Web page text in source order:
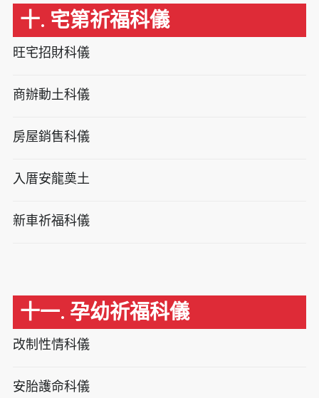
十. 宅第祈福科儀
旺宅招財科儀
商辦動土科儀
房屋銷售科儀
入厝安龍奠土
新車祈福科儀
十一. 孕幼祈福科儀
改制性情科儀
安胎護命科儀